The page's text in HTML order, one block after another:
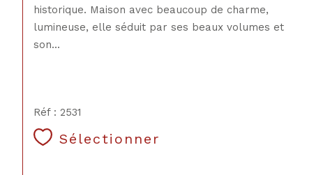
historique. Maison avec beaucoup de charme,
lumineuse, elle séduit par ses beaux volumes et
son...
Réf : 2531
Sélectionner